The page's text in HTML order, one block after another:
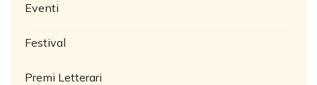
Eventi
Festival
Premi Letterari